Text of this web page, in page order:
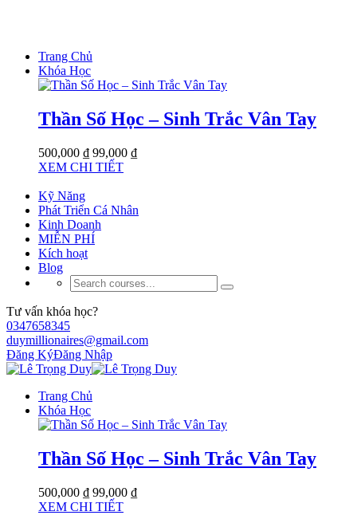
Trang Chủ
Khóa Học
Thần Số Học – Sinh Trắc Vân Tay
500,000 ₫ 99,000 ₫
XEM CHI TIẾT
Kỹ Năng
Phát Triển Cá Nhân
Kinh Doanh
MIỄN PHÍ
Kích hoạt
Blog
Tư vấn khóa học?
0347658345
duymillionaires@gmail.com
Đăng KýĐăng Nhập
Trang Chủ
Khóa Học
Thần Số Học – Sinh Trắc Vân Tay
500,000 ₫ 99,000 ₫
XEM CHI TIẾT